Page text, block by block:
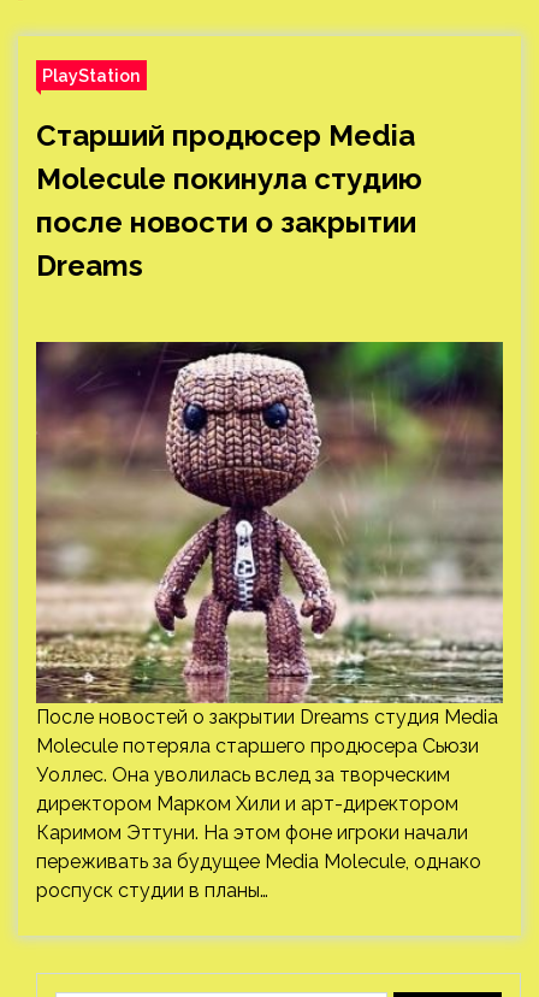
PlayStation
Старший продюсер Media
Molecule покинула студию
после новости о закрытии
Dreams
После новостей о закрытии Dreams студия Media
Molecule потеряла старшего продюсера Сьюзи
Уоллес. Она уволилась вслед за творческим
директором Марком Хили и арт-директором
Каримом Эттуни. На этом фоне игроки начали
переживать за будущее Media Molecule, однако
роспуск студии в планы…